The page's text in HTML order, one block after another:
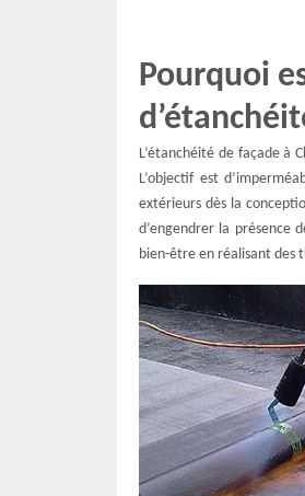
Pourquoi
L’étanchéité de façade à
L’objectif est
extérieurs dès la
d’engendrer la présence
bien-être en réalisant des